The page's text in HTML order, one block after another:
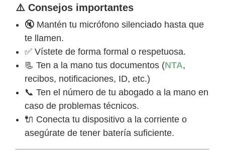
⚠️ Consejos importantes
🔇 Mantén tu micrófono silenciado hasta que
te llamen.
✅ Vístete de forma formal o respetuosa.
📃 Ten a la mano tus documentos (NTA,
recibos, notificaciones, ID, etc.)
📞 Ten el número de tu abogado a la mano en
caso de problemas técnicos.
🔌 Conecta tu dispositivo a la corriente o
asegúrate de tener batería suficiente.